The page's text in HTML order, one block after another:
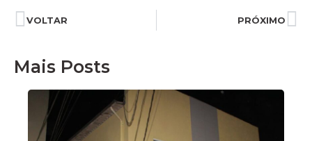
VOLTAR PRÓXIMO
Mais Posts